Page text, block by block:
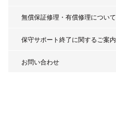
無償保証修理・有償修理について
保守サポート終了に関するご案内
お問い合わせ